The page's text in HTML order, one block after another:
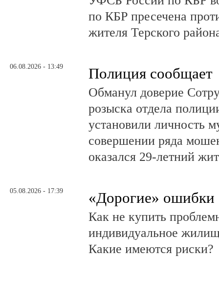
по КБР пресечена
жителя Терского
06.08.2026 - 13:49 Полиция сообщает
Обманул доверие
розыска отдела
установили личность
совершении ряда
оказался 29-летний
05.08.2026 - 17:39 «Дорогие» ошибки
Как не купить
индивидуальное
Какие имеются риски?